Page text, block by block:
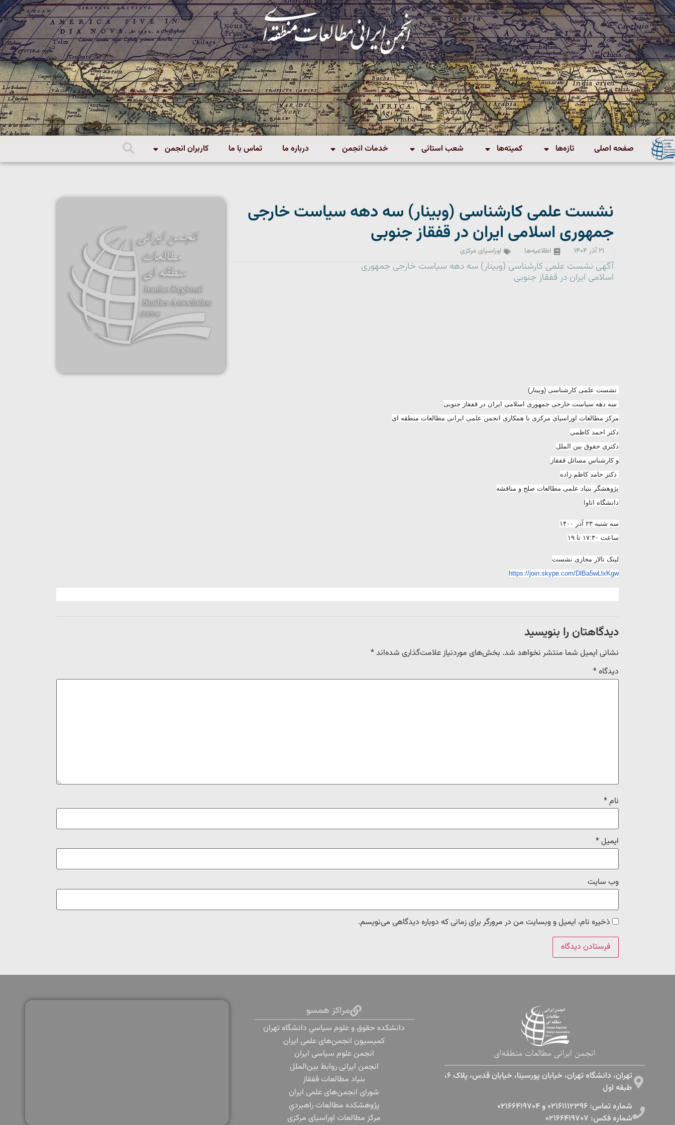
صفحه اصلی تازه‌ها کمیته‌ها شعب استانی خدمات انجمن درباره ما تماس با ما کاربران انجمن
نشست علمی کارشناسی (وبینار) سه دهه سیاست خارجی
جمهوری اسلامی ایران در قفقاز جنوبی
۲۱ آذر ۱۴۰۴ اطلاعیه‌ها اوراسیای مرکزی
آگهی نشست علمی کارشناسی (وبینار) سه دهه سیاست خارجی جمهوری
اسلامی ایران در قفقاز جنوبی
نشست علمی کارشناسی (وبینار)
سه دهه سیاست خارجی جمهوری اسلامی ایران در قفقاز جنوبی
مرکز مطالعات اوراسیای مرکزی با همکاری انجمن علمی ایرانی مطالعات منطقه ای
دکتر احمد کاظمی
دکتری حقوق بین الملل
و کارشناس مسائل قفقاز
دکتر حامد کاظم زاده
پژوهشگر بنیاد علمی مطالعات صلح و مناقشه
دانشگاه اتاوا
سه شنبه ۲۳ آذر ۱۴۰۰
ساعت ۱۷:۳۰ تا ۱۹
لینک تالار مجازی نشست
https://join.skype.com/DlBa5wLlxKgw
دیدگاهتان را بنویسید
نشانی ایمیل شما منتشر نخواهد شد. بخش‌های موردنیاز علامت‌گذاری شده‌اند*
دیدگاه*
نام*
ایمیل*
وب‌ سایت
ذخیره نام، ایمیل و وبسایت من در مرورگر برای زمانی که دوباره دیدگاهی می‌نویسم.
انجمن ایرانی مطالعات منطقه‌ای
تهران، دانشگاه تهران، خیابان پورسینا، خیابان قدس، پلاک ۶،
طبقه اول​
شماره تماس: ۰۲۱۶۱۱۱۲۳۹۶ و ۰۲۱۶۶۴۱۹۷۰۴
شماره فکس: ۰۲۱۶۶۴۱۹۷۰۷
مراکز همسو
دانشكده حقوق و علوم سياسي دانشگاه تهران
کمیسیون انجمن‌های علمی ایران
انجمن علوم سیاسی ایران
انجمن ایرانی روابط بین‌الملل
بنياد مطالعات قفقاز
شورای انجمن‌های علمی ایران
پژوهشكده مطالعات راهبردي
مرکز مطالعات اوراسیای مرکزی